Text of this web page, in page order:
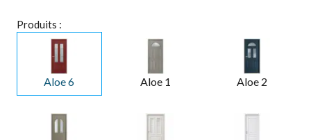
Produits :
Aloe 6 Aloe 1 Aloe 2